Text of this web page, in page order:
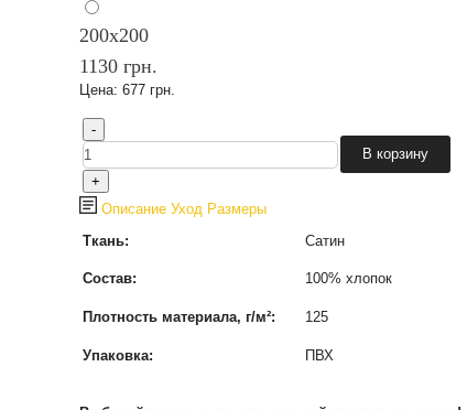
200х200
1130 грн.
Цена: 677 грн.
Описание Уход Размеры
Ткань:
Сатин
Состав: 100% хлопок
Плотность материала, г/м²: 125
Упаковка: ПВХ